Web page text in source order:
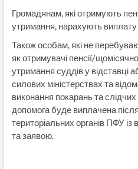
Громадянам, які отримують
утримання, нарахують виплату
Також особам, які не
як отримувачі пенсії/
утримання суддів у відставці
силових міністерствах та
виконання покарань та
допомога буде виплачена
територіальних органів ПФУ
та заявою.